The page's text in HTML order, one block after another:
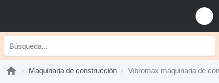
Maquinaria de construcción Vibromax maquinaria de